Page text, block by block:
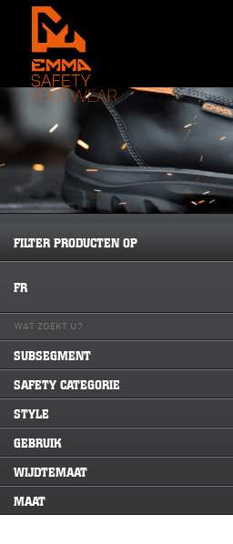
FILTER PRODUCTEN OP
FR
SUBSEGMENT
SAFETY CATEGORIE
STYLE
GEBRUIK
WIJDTEMAAT
MAAT